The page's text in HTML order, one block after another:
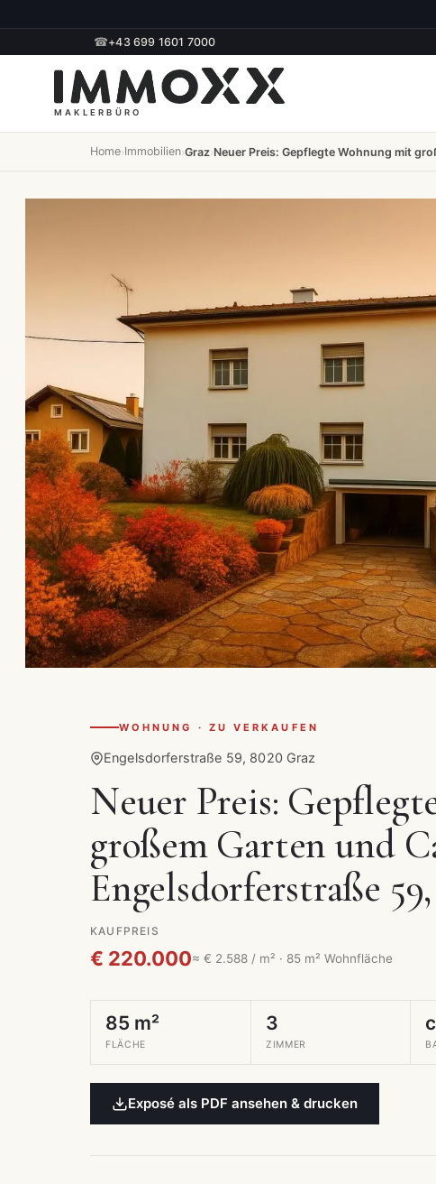
☎+43 699 1601 7000
Home›Immobilien›Graz›Neuer Preis: Gepflegte Wohnung mit
WOHNUNG · ZU VERKAUFEN
Engelsdorferstraße 59, 8020 Graz
Neuer Preis:
großem Garten und
Engelsdorferstraße
KAUFPREIS
€ 220.000≈ € 2.588 / m² · 85 m² Wohnfläche
85 m²
FLÄCHE
3
ZIMMER
Exposé als PDF ansehen & drucken